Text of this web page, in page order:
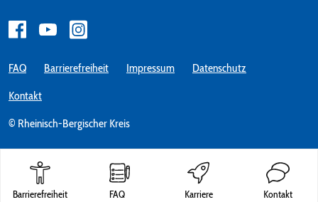
Barrierefreiheit FAQ Karriere Kontakt
© Rheinisch-Bergischer Kreis
FAQ Barrierefreiheit Impressum Datenschutz
Kontakt